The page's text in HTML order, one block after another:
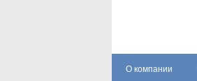
О компании